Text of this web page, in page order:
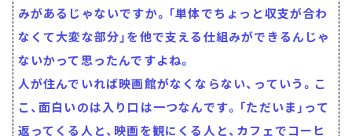
みがあるじゃないですか。「単体でちょっと収支が合わ
なくて大変な部分」を他で支える仕組みができるんじゃ
ないかって思ったんですよね。
人が住んでいれば映画館がなくならない、っていう。こ
こ、面白いのは入り口は一つなんです。「ただいま」って
返ってくる人と、映画を観にくる人と、カフェでコーヒ